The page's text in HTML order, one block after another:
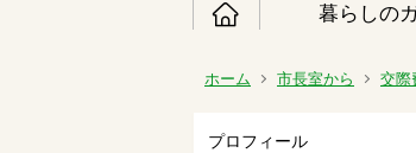
暮らしの
ホーム 市長室から 交際
プロフィール